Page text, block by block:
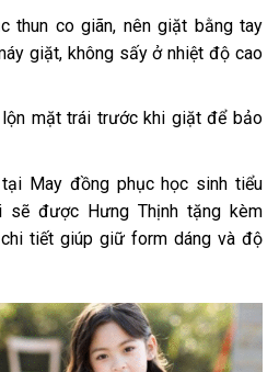
thun co giãn, nên giặt bằng tay
giặt, không sấy ở nhiệt độ cao
lộn mặt trái trước khi giặt để bảo
May đồng phục học sinh tiểu
được Hưng Thịnh tặng kèm
tiết giúp giữ form dáng và độ